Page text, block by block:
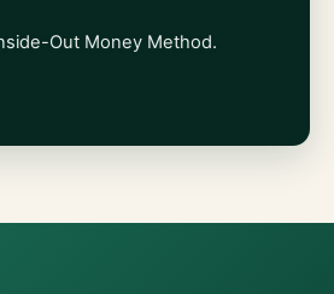
Out Money Method.